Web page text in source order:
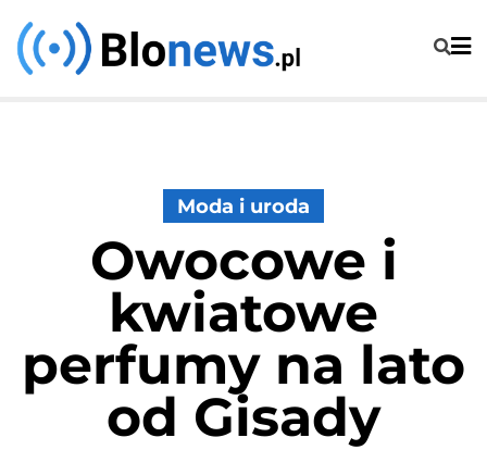
Skip
to
Moda i uroda
Owocowe i
kwiatowe
perfumy na lato
od Gisady